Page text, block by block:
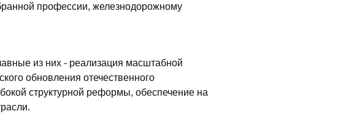
профессии, железнодорожному
из них - реализация масштабной
обновления отечественного
структурной реформы, обеспечение на